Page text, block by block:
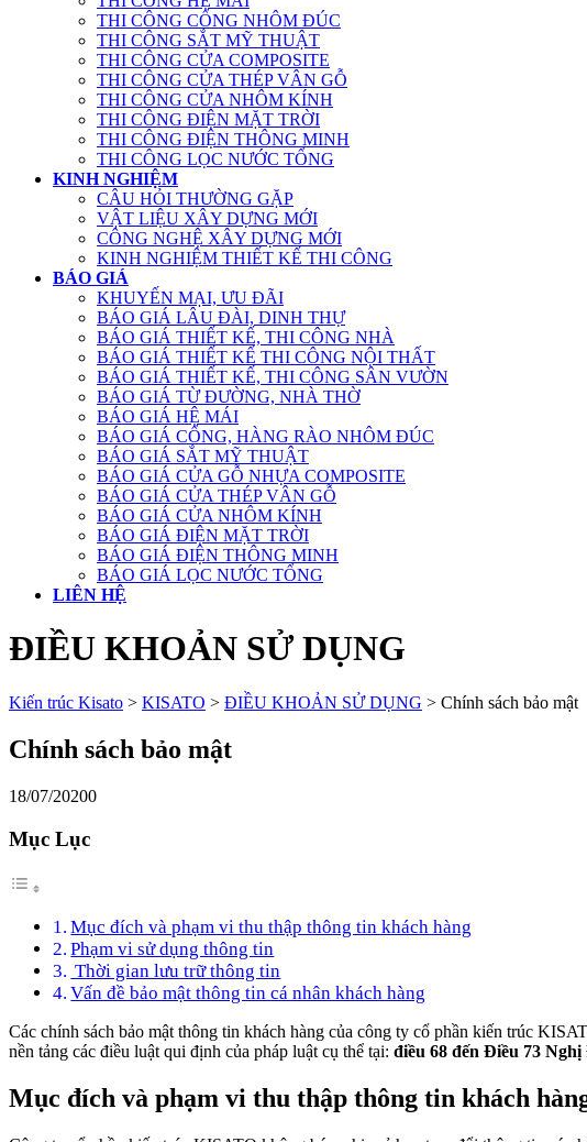
THI CÔNG CỔNG NHÔM ĐÚC
THI CÔNG SẮT MỸ THUẬT
THI CÔNG CỬA COMPOSITE
THI CÔNG CỬA THÉP VÂN GỖ
THI CÔNG CỬA NHÔM KÍNH
THI CÔNG ĐIỆN MẶT TRỜI
THI CÔNG ĐIỆN THÔNG MINH
THI CÔNG LỌC NƯỚC TỔNG
KINH NGHIỆM
CÂU HỎI THƯỜNG GẶP
VẬT LIỆU XÂY DỰNG MỚI
CÔNG NGHỆ XÂY DỰNG MỚI
KINH NGHIỆM THIẾT KẾ THI CÔNG
BÁO GIÁ
KHUYẾN MẠI, ƯU ĐÃI
BÁO GIÁ LÂU ĐÀI, DINH THỰ
BÁO GIÁ THIẾT KẾ, THI CÔNG NHÀ
BÁO GIÁ THIẾT KẾ THI CÔNG NỘI THẤT
BÁO GIÁ THIẾT KẾ, THI CÔNG SÂN VƯỜN
BÁO GIÁ TỪ ĐƯỜNG, NHÀ THỜ
BÁO GIÁ HỆ MÁI
BÁO GIÁ CỔNG, HÀNG RÀO NHÔM ĐÚC
BÁO GIÁ SẮT MỸ THUẬT
BÁO GIÁ CỬA GỖ NHỰA COMPOSITE
BÁO GIÁ CỬA THÉP VÂN GỖ
BÁO GIÁ CỬA NHÔM KÍNH
BÁO GIÁ ĐIỆN MẶT TRỜI
BÁO GIÁ ĐIỆN THÔNG MINH
BÁO GIÁ LỌC NƯỚC TỔNG
LIÊN HỆ
ĐIỀU KHOẢN SỬ DỤNG
Kiến trúc Kisato > KISATO > ĐIỀU KHOẢN SỬ DỤNG > Chính sách bảo mật
Chính sách bảo mật
18/07/20200
Mục Lục
Mục đích và phạm vi thu thập thông tin khách hàng
Phạm vi sử dụng thông tin
Thời gian lưu trữ thông tin
Vấn đề bảo mật thông tin cá nhân khách hàng
Các chính sách bảo mật thông tin khách hàng của công ty cổ phần kiến trúc
nền tảng các điều luật qui định của pháp luật cụ thể tại: điều 68 đến Điều 73
Mục đích và phạm vi thu thập thông tin khách